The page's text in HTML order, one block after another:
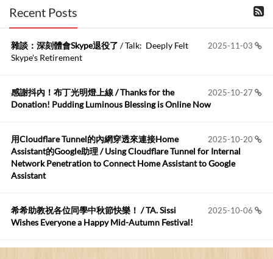
2026-06-18
布丁布丁吃布丁
kage好像也可以下載整個網站 感謝分享
Anonymous:
https://github.com/t...
布丁布丁吃布丁:
我目前並沒有常駐的Google Home...
2026-05-15
Robertmycs:
這篇WinXP公用電腦安裝與優化的步驟超...
您好,首先肯定感謝您造福許多莘莘學子。有...
Recent Posts
2025-11-03
雜談：深刻體會Skype退役了 / Talk: Deeply Felt
Skype's Retirement
2025-10-27
感謝抖內！布丁光明燈上線 / Thanks for the
Donation! Pudding Luminous Blessing is Online Now
2025-10-20
用Cloudflare Tunnel的內網穿透來連接Home
Assistant的Google助理 / Using Cloudflare Tunnel for Internal
Network Penetration to Connect Home Assistant to Google
Assistant
2025-10-06
希希助教祝各位同學中秋節快樂！ / TA. Sissi
Wishes Everyone a Happy Mid-Autumn Festival!